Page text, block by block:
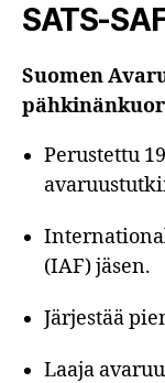
SATS-
Suomen
Perustettu
(IAF) jäsen.
Järjestää
Laaja